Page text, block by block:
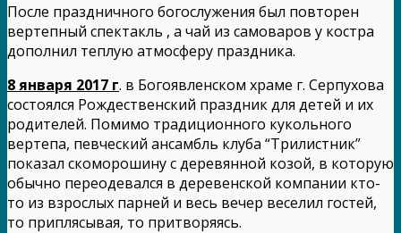
После праздничного богослужения был повторен
вертепный спектакль , а чай из самоваров у костра
дополнил теплую атмосферу праздника.
8 января 2017 г. в Богоявленском храме г. Серпухова
состоялся Рождественский праздник для детей и их
родителей. Помимо традиционного кукольного
вертепа, певческий ансамбль клуба “Трилистник”
показал скоморошину с деревянной козой, в которую
обычно переодевался в деревенской компании кто-
то из взрослых парней и весь вечер веселил гостей,
то приплясывая, то притворяясь.